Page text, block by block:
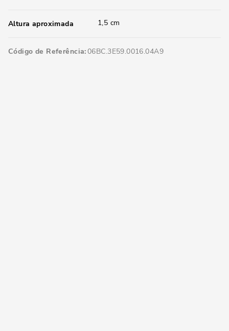
Altura aproximada 1,5 cm
Código de Referência 06BC.3E59.0016.04A9